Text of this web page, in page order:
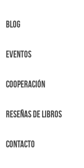
BLOG
Eventos
Cooperación
Reseñas de libros
Contacto